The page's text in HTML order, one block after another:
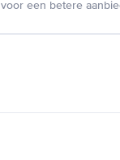
een betere